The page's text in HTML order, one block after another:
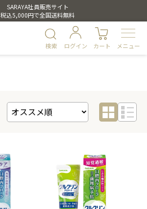
SARAYA社員販売サイト
税込5,000円で全国送料無料
検索 ログイン カート メニュー